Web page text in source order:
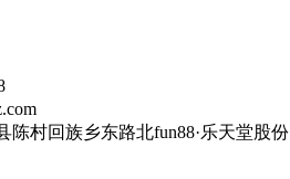
陈村回族乡东路北fun88·乐天堂股份